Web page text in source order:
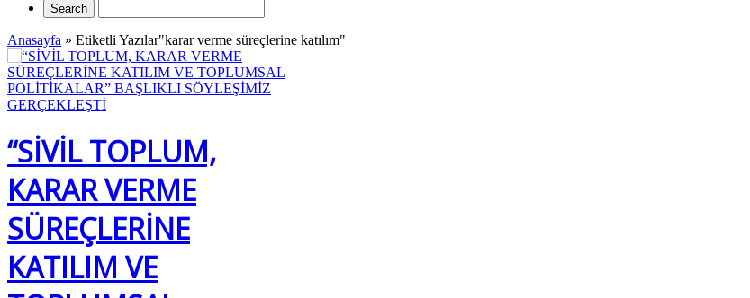
Anasayfa » Etiketli Yazılar"karar verme süreçlerine katılım"
“SİVİL TOPLUM,
KARAR VERME
SÜREÇLERİNE
KATILIM VE